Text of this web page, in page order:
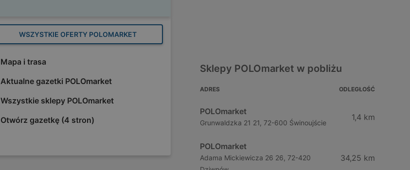
WSZYSTKIE OFERTY POLOMARKET
Mapa i trasa
Aktualne gazetki POLOmarket
Wszystkie sklepy POLOmarket
Otwórz gazetkę (4 stron)
Sklepy POLOmarket w pobliżu
ADRES ODLEGŁOŚĆ
POLOmarket
Grunwaldzka 21 21, 72-600 Świnoujście
1,4 km
POLOmarket
Adama Mickiewicza 26 26, 72-420
34,25 km